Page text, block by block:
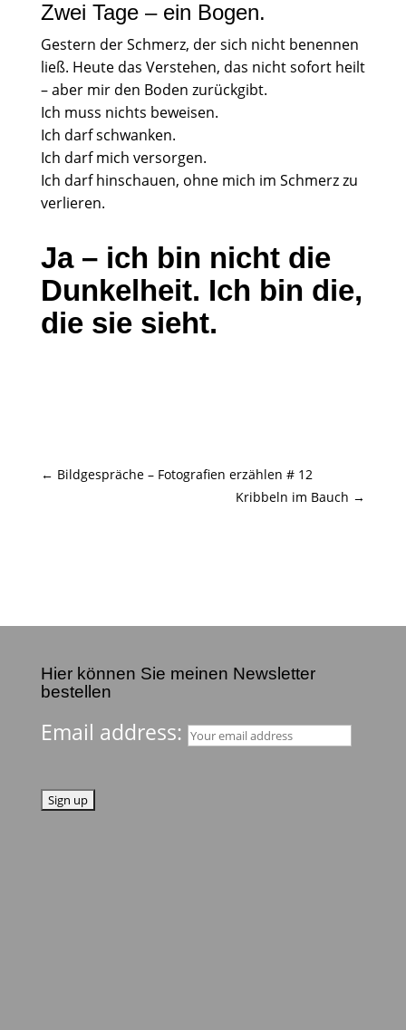
Zwei Tage – ein Bogen.
Gestern der Schmerz, der sich nicht benennen
ließ. Heute das Verstehen, das nicht sofort heilt
– aber mir den Boden zurückgibt.
Ich muss nichts beweisen.
Ich darf schwanken.
Ich darf mich versorgen.
Ich darf hinschauen, ohne mich im Schmerz zu
verlieren.
Ja – ich bin nicht die
Dunkelheit. Ich bin die,
die sie sieht.
← Bildgespräche – Fotografien erzählen # 12
Kribbeln im Bauch →
Hier können Sie meinen Newsletter
bestellen
Email address: